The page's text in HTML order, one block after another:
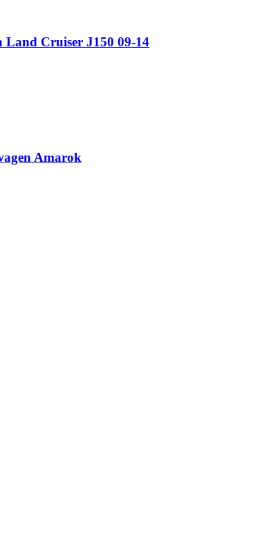
Cruiser J150 09-14
Amarok